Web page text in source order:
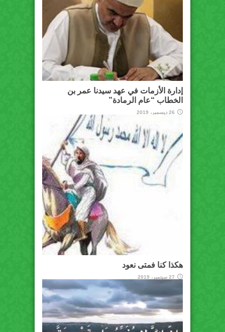
إدارة الأزمات في عهد سيدنا عمر بن
الخطاب “عام الرمادة”
26 ديسمبر، 2019
هكذا كنا فمتى نعود
27 سبتمبر، 2019